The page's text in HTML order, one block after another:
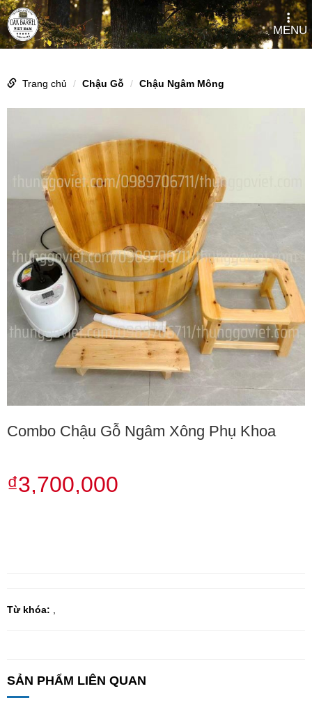
MENU
Trang chủ Chậu Gỗ Chậu Ngâm Mông
Combo Chậu Gỗ Ngâm Xông Phụ Khoa
₫3,700,000
Từ khóa:
SẢN PHẨM LIÊN QUAN